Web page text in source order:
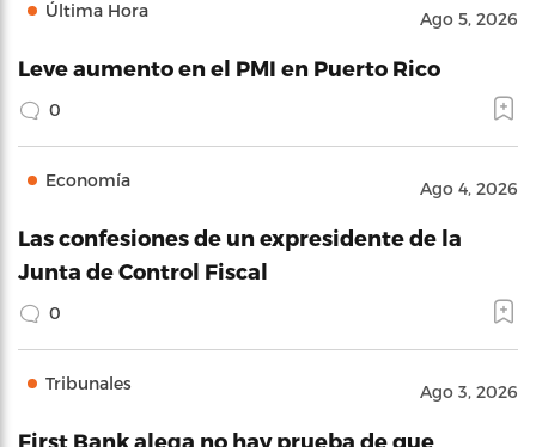
Última Hora Ago 5, 2026
Leve aumento en el PMI en Puerto Rico
0
Economía Ago 4, 2026
Las confesiones de un expresidente de la
Junta de Control Fiscal
0
Tribunales Ago 3, 2026
First Bank alega no hay prueba de que